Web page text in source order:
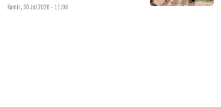
Kamis, 30 Jul 2026 - 11:06